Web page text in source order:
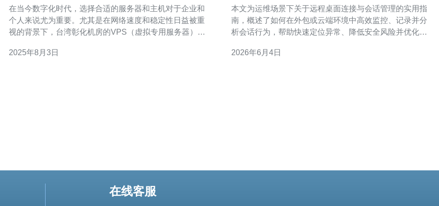
在当今数字化时代，选择合适的服务器和主机对于企业和
个人来说尤为重要。尤其是在网络速度和稳定性日益被重
视的背景下，台湾彰化机房的VPS（虚拟专用服务器）因
湾彰化机房VPS的优势，并推荐值得信赖的服务提供商。
2025年8月3日
本文为运维场景下关于远程桌面连接与会话管理的实用指
南，概述了如何在外包或云端环境中高效监控、记录并分
析会话行为，帮助快速定位异常、降低安全风险并优化资
统管理员与DevOps工程师，内容兼顾策略与操作要点。
2026年6月4日
在线客服